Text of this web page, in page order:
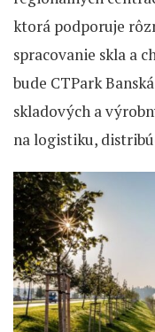
ktorá podporuje
spracovanie skla a
bude CTPark
skladových a
na logistiku,